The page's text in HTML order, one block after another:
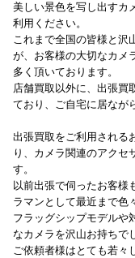
美しい景色を写し出すカ
利用ください。
これまで全国の皆様と沢
が、お客様の大切なカメ
多く頂いております。
店舗買取以外に、出張買
ており、ご自宅に居なが
出張買取をご利用される
り、カメラ関連のアクセ
す。
以前出張で伺ったお客様
ラマンとして最近まで色
フラッグシップモデルや
なカメラを沢山お持ちで
ご依頼者様はとても若々